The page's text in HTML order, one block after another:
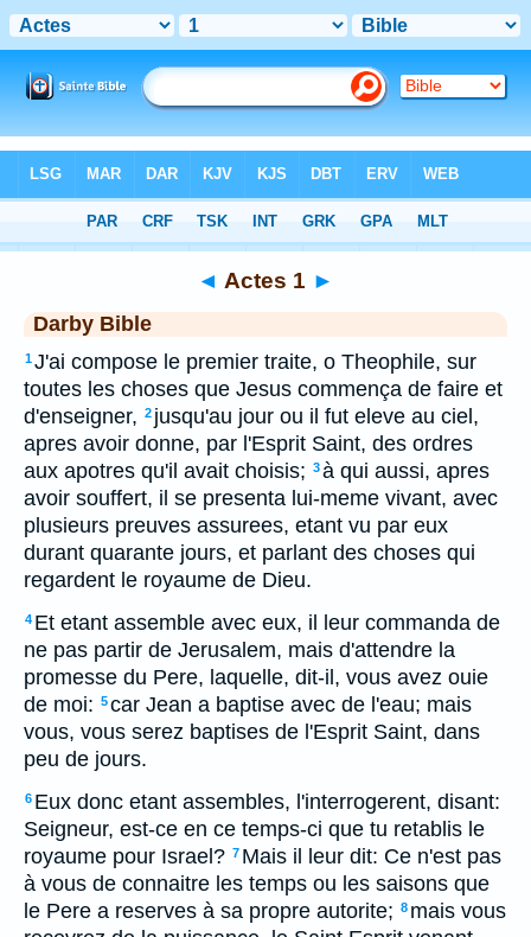
◄ Actes 1 ►
Darby Bible
1J'ai compose le premier traite, o Theophile, sur
toutes les choses que Jesus commença de faire et
d'enseigner, 2 jusqu'au jour ou il fut eleve au ciel,
apres avoir donne, par l'Esprit Saint, des ordres
aux apotres qu'il avait choisis; 3à qui aussi, apres
avoir souffert, il se presenta lui-meme vivant, avec
plusieurs preuves assurees, etant vu par eux
durant quarante jours, et parlant des choses qui
regardent le royaume de Dieu.
4 Et etant assemble avec eux, il leur commanda de
ne pas partir de Jerusalem, mais d'attendre la
promesse du Pere, laquelle, dit-il, vous avez ouie
de moi: 5car Jean a baptise avec de l'eau; mais
vous, vous serez baptises de l'Esprit Saint, dans
peu de jours.
6 Eux donc etant assembles, l'interrogerent, disant:
Seigneur, est-ce en ce temps-ci que tu retablis le
royaume pour Israel? 7 Mais il leur dit: Ce n'est pas
à vous de connaitre les temps ou les saisons que
le Pere a reserves à sa propre autorite; 8 mais vous